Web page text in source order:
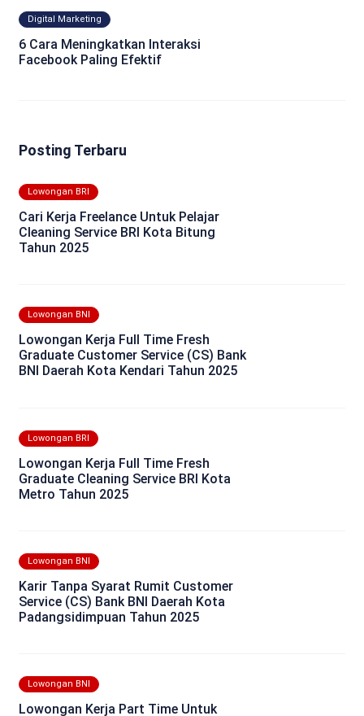
Digital Marketing
6 Cara Meningkatkan Interaksi
Facebook Paling Efektif
Posting Terbaru
Lowongan BRI
Cari Kerja Freelance Untuk Pelajar
Cleaning Service BRI Kota Bitung
Tahun 2025
Lowongan BNI
Lowongan Kerja Full Time Fresh
Graduate Customer Service (CS) Bank
BNI Daerah Kota Kendari Tahun 2025
Lowongan BRI
Lowongan Kerja Full Time Fresh
Graduate Cleaning Service BRI Kota
Metro Tahun 2025
Lowongan BNI
Karir Tanpa Syarat Rumit Customer
Service (CS) Bank BNI Daerah Kota
Padangsidimpuan Tahun 2025
Lowongan BNI
Lowongan Kerja Part Time Untuk